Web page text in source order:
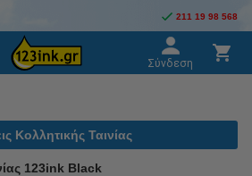
211 19 98 568
Σύνδεση
Κολλητικής Ταινίας
123ink Black